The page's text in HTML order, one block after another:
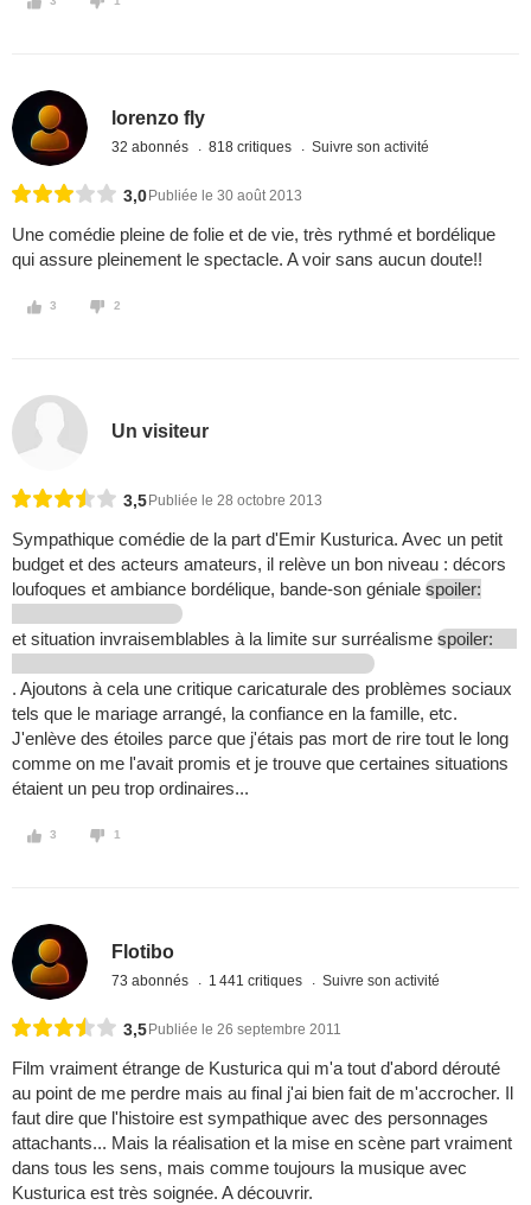
lorenzo fly
32 abonnés 818 critiques Suivre son activité
3,0 Publiée le 30 août 2013
Une comédie pleine de folie et de vie, très rythmé et bordélique
qui assure pleinement le spectacle. A voir sans aucun doute!!
3 2
Un visiteur
3,5 Publiée le 28 octobre 2013
Sympathique comédie de la part d'Emir Kusturica. Avec un petit
budget et des acteurs amateurs, il relève un bon niveau : décors
loufoques et ambiance bordélique, bande-son géniale spoiler:
et situation invraisemblables à la limite sur surréalisme spoiler:
. Ajoutons à cela une critique caricaturale des problèmes sociaux
tels que le mariage arrangé, la confiance en la famille, etc.
J'enlève des étoiles parce que j'étais pas mort de rire tout le long
comme on me l'avait promis et je trouve que certaines situations
étaient un peu trop ordinaires...
3 1
Flotibo
73 abonnés 1 441 critiques Suivre son activité
3,5 Publiée le 26 septembre 2011
Film vraiment étrange de Kusturica qui m'a tout d'abord dérouté
au point de me perdre mais au final j'ai bien fait de m'accrocher. Il
faut dire que l'histoire est sympathique avec des personnages
attachants... Mais la réalisation et la mise en scène part vraiment
dans tous les sens, mais comme toujours la musique avec
Kusturica est très soignée. A découvrir.